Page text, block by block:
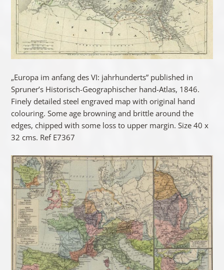
„Europa im anfang des VI: jahrhunderts” published in
Spruner’s Historisch-Geographischer hand-Atlas, 1846.
Finely detailed steel engraved map with original hand
colouring. Some age browning and brittle around the
edges, chipped with some loss to upper margin. Size 40 x
32 cms. Ref E7367